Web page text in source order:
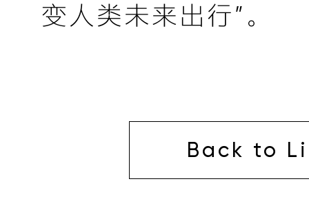
变人类未来出行”。
Back to